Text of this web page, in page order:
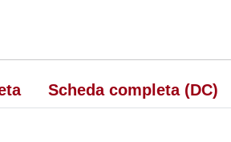
Scheda completa (DC)